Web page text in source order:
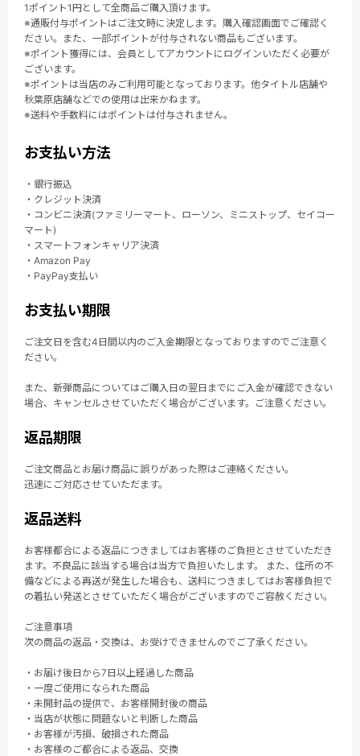
1ポイント1円として全商品ご購入頂けます。
※通販付与ポイントはご注文時に決定します。購入確認画面でご確認く
ださい。また、一部ポイントが付与されない商品もございます。
※ポイント獲得には、会員としてアカウントにログインいただく必要が
ございます。
※ポイントは当店のみご利用可能となっております。他タイトル店舗や
秋葉原店舗などでの使用は出来かねます。
※送料や手数料にはポイントは付与されません。
お支払い方法
・銀行振込
・クレジット決済
・コンビニ決済(ファミリーマート、ローソン、ミニストップ、セイコー
マート)
・スマートフォンキャリア決済
・Amazon Pay
・PayPay支払い
お支払い期限
ご注文日を含む4日間以内のご入金期限となっておりますのでご注意く
ださい。
また、新弾商品についてはご購入日の翌日までにご入金が確認できない
場合、キャンセルさせていただく場合がございます。ご注意ください。
返品期限
ご注文商品とお届け商品に誤りがあった際はご連絡ください。
迅速にご対応させていただます。
返品送料
お客様都合による返品につきましてはお客様のご負担とさせていただき
ます。不良品に該当する場合は当方で負担いたします。 また、住所の不
備などによる再送が発生した場合も、送料につきましてはお客様負担で
の着払い発送とさせていただく場合がございますのでご容赦ください。
ご注意事項
次の商品の返品・交換は、お受けできませんのでご了承ください。
・お届け後日から7日以上経過した商品
・一度ご使用になられた商品
・未開封品の提供で、お客様開封後の商品
・当店が状態に問題ないと判断した商品
・お客様が汚損、破損された商品
・お客様のご都合による返品、交換